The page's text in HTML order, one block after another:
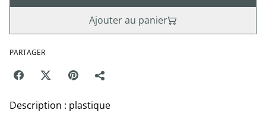
Ajouter au panier
PARTAGER
Description : plastique